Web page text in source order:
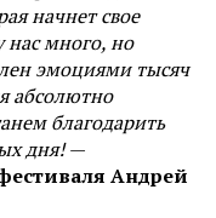
начнет свое
много, но
эмоциями тысяч
абсолютно
благодарить
дня!—
Андрей